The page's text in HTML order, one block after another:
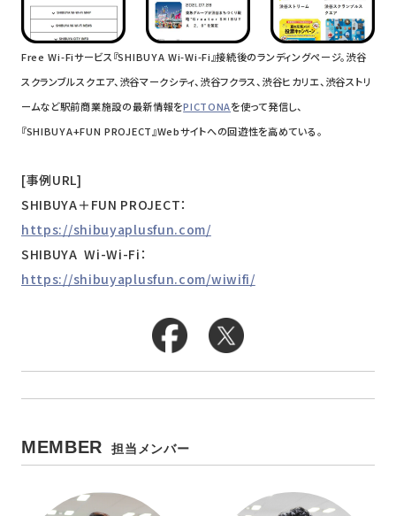
Free Wi-Fiサービス『SHIBUYA Wi-Wi-Fi』接続後のランディングページ。渋谷
スクランブルスクエア、渋谷マークシティ、渋谷フクラス、渋谷ヒカリエ、渋谷ストリ
ームなど駅前商業施設の最新情報をPICTONAを使って発信し、
『SHIBUYA+FUN PROJECT』Webサイトへの回遊性を高めている。
[事例URL]
SHIBUYA＋FUN PROJECT：
https://shibuyaplusfun.com/
SHIBUYA Wi-Wi-Fi：
https://shibuyaplusfun.com/wiwifi/
MEMBER 担当メンバー